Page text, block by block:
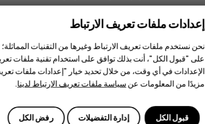
إعدادات ملفات تعريف الارتباط
نحن نستخدم ملفات تعريف الارتباط وغيرها من التقنيات
على "قبول الكل"، أنت بذلك توافق على استخدام تقنية ملفات
الإعدادات في أي وقت، من خلال تحديد خيار "إعدادات ملفات
مزيدًا من المعلومات عنسياسة ملفات تعريف الارتباط لدينا.
رفض الكل إدارة التفضيلات قبول الكل